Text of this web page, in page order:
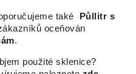
také
Půllitr s
oceňován
.
použité sklenice?